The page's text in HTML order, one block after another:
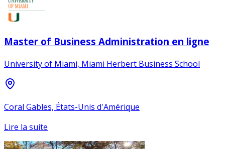
Master of Business Administration en ligne
University of Miami, Miami Herbert Business School
Coral Gables, États-Unis d'Amérique
Lire la suite